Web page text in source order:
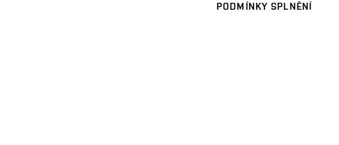
PODMÍNKY SPLNĚNÍ